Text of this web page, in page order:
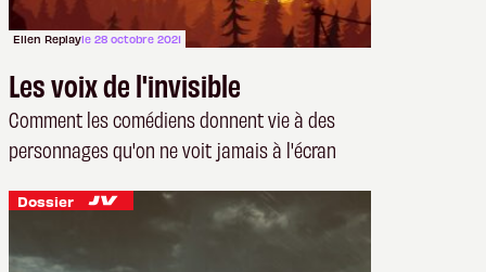
Ellen Replayle 28 octobre 2021
Les voix de l'invisible
Comment les comédiens donnent vie à des
personnages qu'on ne voit jamais à l'écran
Dossier